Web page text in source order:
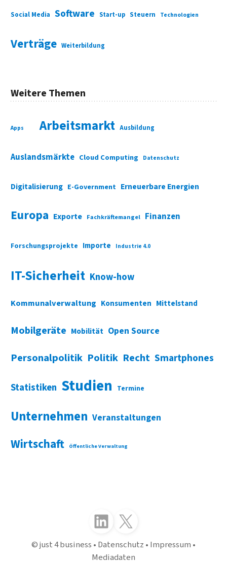
Social Media Software Start-up Steuern Technologien
Verträge Weiterbildung
Weitere Themen
Apps Arbeitsmarkt Ausbildung
Auslandsmärkte Cloud Computing Datenschutz
Digitalisierung E-Government Erneuerbare Energien
Europa Exporte Fachkräftemangel Finanzen
Forschungsprojekte Importe Industrie 4.0
IT-Sicherheit Know-how
Kommunalverwaltung Konsumenten Mittelstand
Mobilgeräte Mobilität Open Source
Personalpolitik Politik Recht Smartphones
Statistiken Studien Termine
Unternehmen Veranstaltungen
Wirtschaft Öffentliche Verwaltung
Folgen Sie uns auf LinkedInFolgen Sie uns auf X (Twitter)
just 4 business Datenschutz Impressum
Mediadaten